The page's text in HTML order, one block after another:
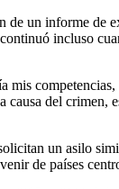
un informe de
incluso
mis
del crimen,
un asilo
de países